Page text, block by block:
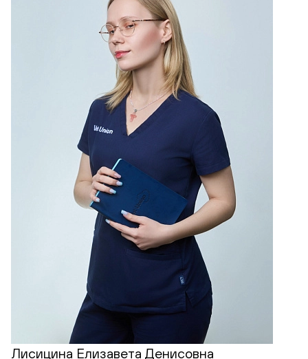
Лисицина Елизавета Денисовна